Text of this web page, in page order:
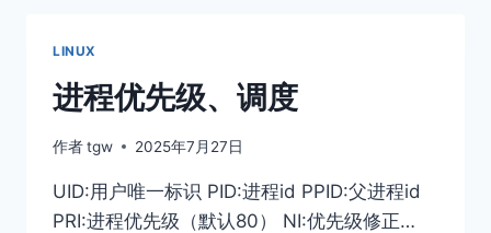
境
变
LINUX
进程优先级、调度
作者tgw 2025年7月27日
UID:用户唯一标识 PID:进程id PPID:父进程id
PRI:进程优先级（默认80） NI:优先级修正…